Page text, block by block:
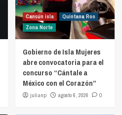
Cancún isla
Quintana Roo
Zona Norte
Gobierno de Isla Mujeres
abre convocatoria para el
concurso “Cántale a
México con el Corazón”
julianp agosto 6, 2026 0